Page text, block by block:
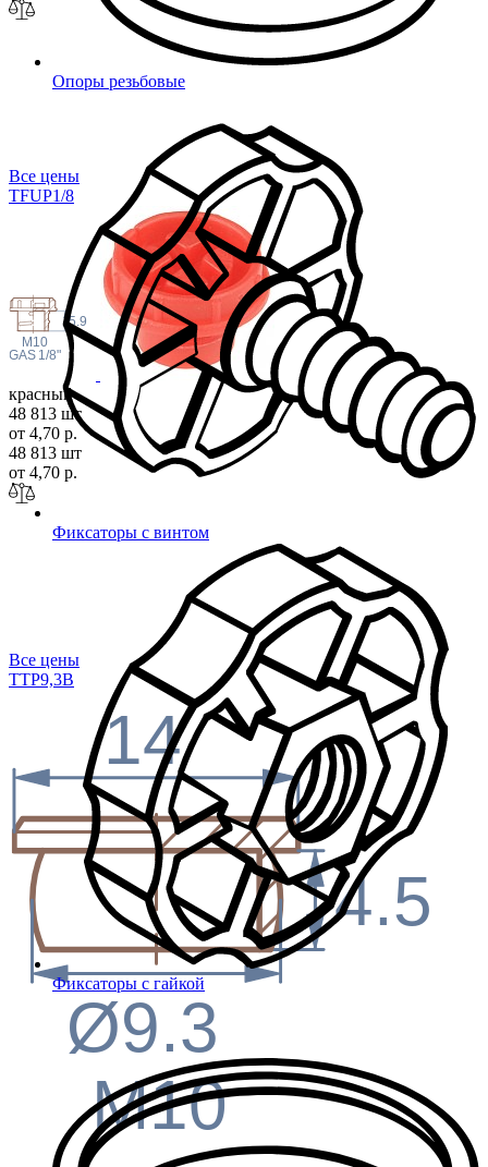
Опоры резьбовые
Фиксаторы с винтом
Фиксаторы с гайкой
Все цены
TFUP1/8
5.9
GAS 1/8"
M10
красный
48 813 шт
от 4,70 р.
48 813 шт
от 4,70 р.
Все цены
TTP9,3B
4.5
Ø9.3
14
M10